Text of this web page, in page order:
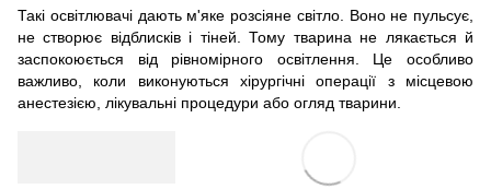
Такі освітлювачі дають м'яке розсіяне світло. Воно не пульсує,
не створює відблисків і тіней. Тому тварина не лякається й
заспокоюється від рівномірного освітлення. Це особливо
важливо, коли виконуються хірургічні операції з місцевою
анестезією, лікувальні процедури або огляд тварини.